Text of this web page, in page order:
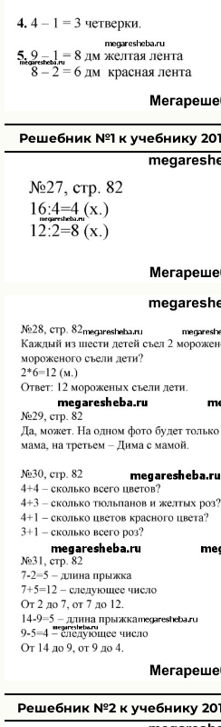
Решебник №1 к учебнику
Решебник №2 к учебнику